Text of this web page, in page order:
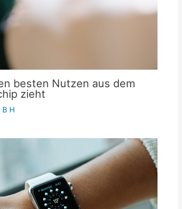
besten Nutzen aus dem
zieht
B H